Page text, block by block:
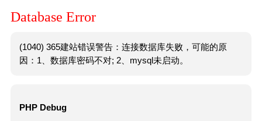
Database Error
(1040) 365建站错误警告：连接数据库失败，可能的原
因：1、数据库密码不对; 2、mysql未启动。
PHP Debug